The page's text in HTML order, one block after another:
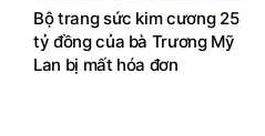
Bộ trang sức kim cương 25
tỷ đồng của bà Trương Mỹ
Lan bị mất hóa đơn